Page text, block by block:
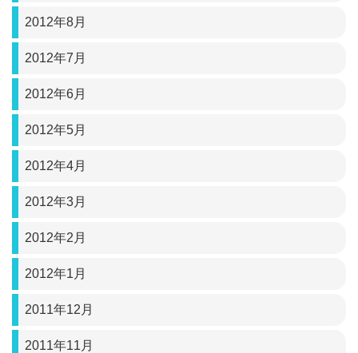
2012年8月
2012年7月
2012年6月
2012年5月
2012年4月
2012年3月
2012年2月
2012年1月
2011年12月
2011年11月